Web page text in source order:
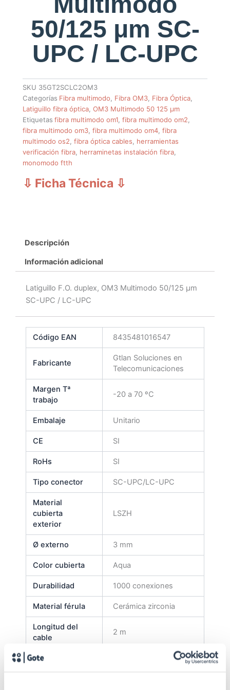
50/125 μm SC-
UPC / LC-UPC
SKU 35GT2SCLC2OM3
Categorías Fibra multimodo Fibra OM3 Fibra Óptica
Latiguillo fibra óptica ,OM3 Multimodo 50 125 µm
Etiquetas fibra multimodo om1 ,fibra multimodo om2
fibra multimodo om3 ,fibra multimodo om4 ,fibra
multimodo os2 ,fibra óptica cables
herramientas
verificación fibra herraminetas instalación fibra
monomodo ftth
⇩ Ficha Técnica ⇩
Descripción
Información adicional
Latiguillo F.O. duplex, OM3 Multimodo 50/125 μm
SC-UPC / LC-UPC
Código EAN 8435481016547
Fabricante
Gtlan Soluciones en
Telecomunicaciones
Margen Tª
trabajo
-20 a 70 ºC
Embalaje Unitario
CE SI
RoHs SI
Tipo conector SC-UPC/LC-UPC
Material
cubierta
exterior
LSZH
Ø externo 3 mm
Color cubierta Aqua
Durabilidad 1000 conexiones
Material férula Cerámica zirconia
Longitud del
cable
2 m
Tipo latiguillo